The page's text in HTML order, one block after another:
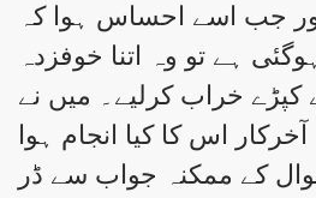
جب اسے احساس ہوا کہ
ہے تو وہ اتنا خوفزدہ
کپڑے خراب کرلیے۔ میں نے
اس کا کیا انجام ہوا
کے ممکنہ جواب سے ڈر